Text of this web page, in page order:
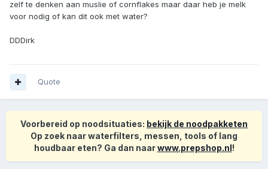
zelf te denken aan muslie of cornflakes maar daar heb je melk
voor nodig of kan dit ook met water?
DDDirk
Quote
Voorbereid op noodsituaties: bekijk de noodpakketen
Op zoek naar waterfilters, messen, tools of lang
houdbaar eten? Ga dan naarwww.prepshop.nl!